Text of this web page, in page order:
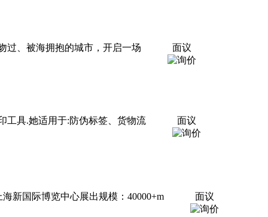
过、被海拥抱的城市，开启一场 面议
工具.她适用于:防伪标签、货物流 面议
新国际博览中心展出规模：40000+m 面议